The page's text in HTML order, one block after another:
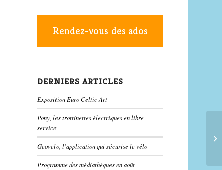
Rendez-vous des ados
DERNIERS ARTICLES
Exposition Euro Celtic Art
Pony, les trottinettes électriques en libre
service
Geovelo, l’application qui sécurise le vélo
Programme des médiathèques en août